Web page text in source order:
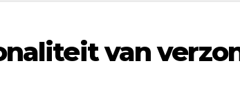
van